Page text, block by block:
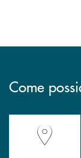
Come
Accedi all'